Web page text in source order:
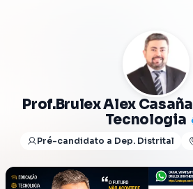
Prof.brulex Alex
Tecnologia
Pré-candidato a Dep. Distrital